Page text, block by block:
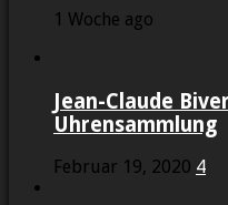
1 Woche ago
Jean-Claude
Uhrensammlung
Februar 19, 2020 4